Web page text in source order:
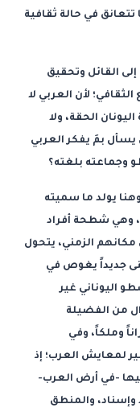
في حالة ثقافية
القائل وتحقيق
لأن العربي لا
الحقة، ولا
بمَ يفكر العربي
وجماعته بلغته؟
يولد ما سميته
وهي شطحة أفراد
الزمني، يتحول
جديداً يغوص في
اليوناني غير
من الفضيلة
وملكاً، وفي
لمعايش العرب؛ إذ
-في أرض العرب-
وإسناد، والمنطق